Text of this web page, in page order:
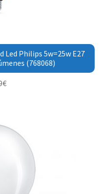
Led Philips 5w=25w E27
(768068)
€